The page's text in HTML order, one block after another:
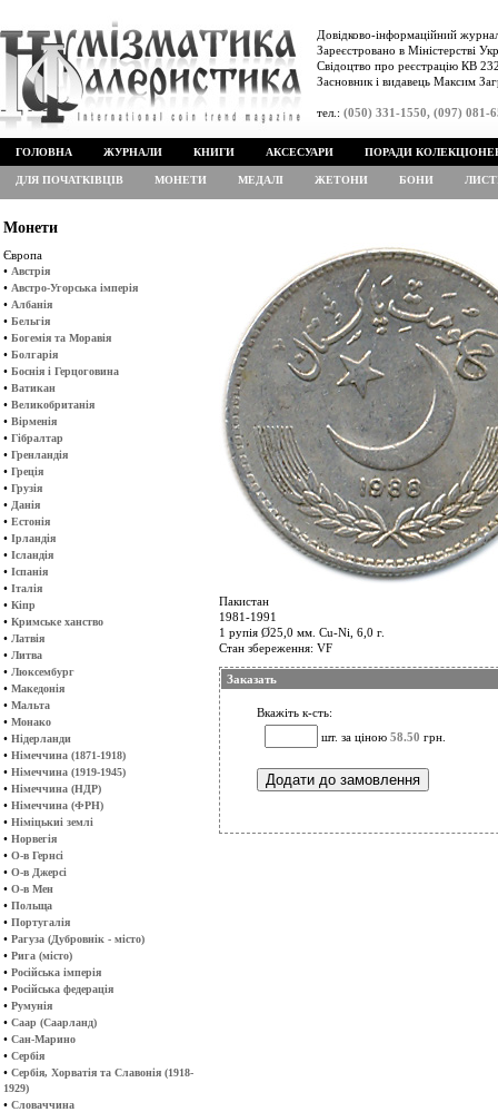
Довідково-інформаційний
Зареєстровано в Міністерстві
Свідоцтво про реєстрацію КВ
Засновник і видавець Максим
тел.: (050) 331-1550, (097) 081-
ГОЛОВНА ЖУРНАЛИ КНИГИ АКСЕСУАРИ ПОРАДИ
ДЛЯ ПОЧАТКІВЦІВ МОНЕТИ МЕДАЛІ ЖЕТОНИ БОНИ
Монети
Європа
• Австрія
• Австро-Угорська імперія
• Албанія
• Бельгія
• Богемія та Моравія
• Болгарія
• Боснія і Герцоговина
• Ватикан
• Великобританія
• Вірменія
• Гібралтар
• Гренландія
• Греція
• Грузія
• Данія
• Естонія
• Ірландія
• Ісландія
• Іспанія
• Італія
• Кіпр
• Кримське ханство
• Латвія
• Литва
• Люксембург
• Македонія
• Мальта
• Монако
• Нідерланди
• Німеччина (1871-1918)
• Німеччина (1919-1945)
• Німеччина (НДР)
• Німеччина (ФРН)
• Німіцькиі землі
• Норвегія
• О-в Гернсі
• О-в Джерсі
• О-в Мен
• Польща
• Португалія
• Рагуза (Дубровнік - місто)
• Рига (місто)
• Російська імперія
• Російська федерація
• Румунія
• Саар (Саарланд)
• Сан-Марино
• Сербія
• Сербія, Хорватія та Славонія (1918-
1929)
• Словаччина
Пакистан
1981-1991
1 рупія Ø25,0 мм. Cu-Ni, 6,0 г.
Стан збереження: VF
Заказать
Вкажіть к-сть:
шт. за ціною 58.50 грн.